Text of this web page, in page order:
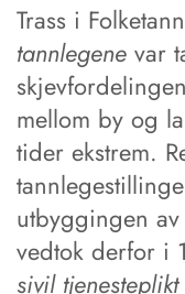
Trass i
tannlegene var
mellom by og
tider ekstrem.
utbyggingen
vedtok derfor i
sivil